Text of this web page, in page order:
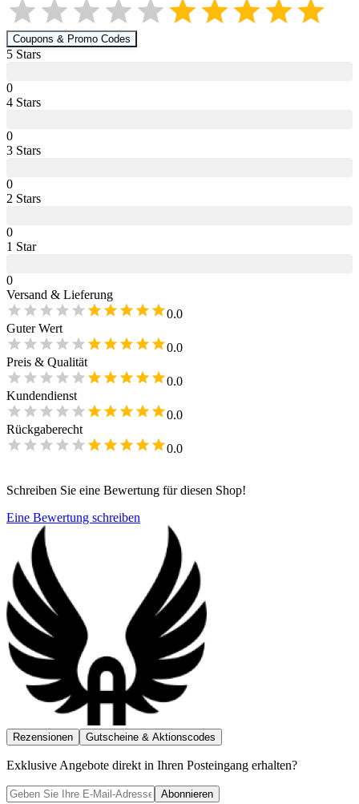
Coupons & Promo Codes
5 Stars
0
4 Stars
0
3 Stars
0
2 Stars
0
1 Star
0
Versand & Lieferung
0.0
Guter Wert
0.0
Preis & Qualität
0.0
Kundendienst
0.0
Rückgaberecht
0.0
Schreiben Sie eine Bewertung für diesen Shop!
Eine Bewertung schreiben
Rezensionen Gutscheine & Aktionscodes
Exklusive Angebote direkt in Ihren Posteingang erhalten?
Abonnieren